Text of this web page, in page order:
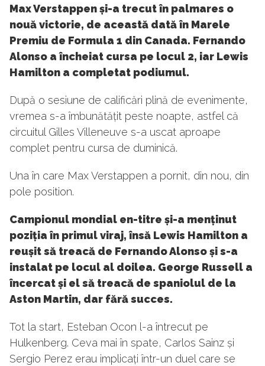
Max Verstappen și-a trecut în palmares o
nouă victorie, de această dată în Marele
Premiu de Formula 1 din Canada. Fernando
Alonso a încheiat cursa pe locul 2, iar Lewis
Hamilton a completat podiumul.
După o sesiune de calificări plină de evenimente,
vremea s-a îmbunătățit peste noapte, astfel că
circuitul Gilles Villeneuve s-a uscat aproape
complet pentru cursa de duminică.
Una în care Max Verstappen a pornit, din nou, din
pole position.
Campionul mondial en-titre și-a menținut
poziția în primul viraj, însă Lewis Hamilton a
reușit să treacă de Fernando Alonso și s-a
instalat pe locul al doilea. George Russell a
încercat și el să treacă de spaniolul de la
Aston Martin, dar fără succes.
Tot la start, Esteban Ocon l-a întrecut pe
Hulkenberg. Ceva mai în spate, Carlos Sainz și
Sergio Perez erau implicați într-un duel care se